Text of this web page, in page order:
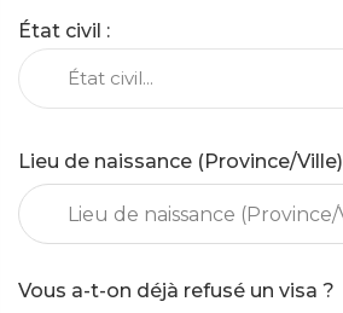
État civil :
État civil...
Lieu de naissance (Province/Ville)
Vous a-t-on déjà refusé un visa ?